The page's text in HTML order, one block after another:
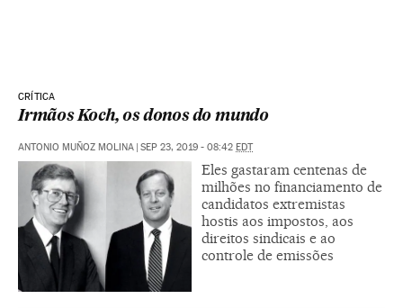
CRÍTICA
Irmãos Koch, os donos do mundo
ANTONIO MUÑOZ MOLINA | SEP 23, 2019 - 08:42 EDT
Eles gastaram centenas de
milhões no financiamento de
candidatos extremistas
hostis aos impostos, aos
direitos sindicais e ao
controle de emissões